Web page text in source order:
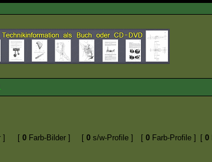
] [ 0 Farb-Bilder ] [ 0 s/w-Profile ] [ 0 Farb-Profile ] [ 0